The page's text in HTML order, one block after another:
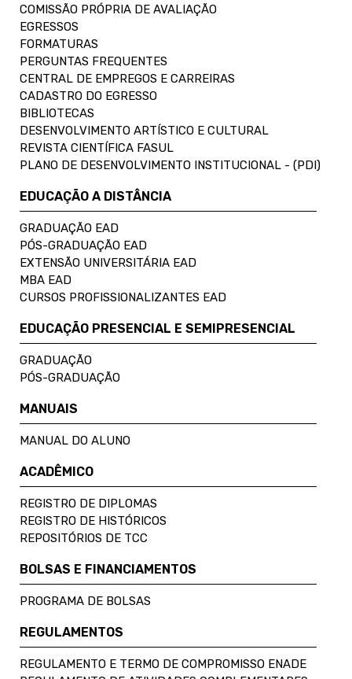
COMISSÃO PRÓPRIA DE AVALIAÇÃO
EGRESSOS
FORMATURAS
PERGUNTAS FREQUENTES
CENTRAL DE EMPREGOS E CARREIRAS
CADASTRO DO EGRESSO
BIBLIOTECAS
DESENVOLVIMENTO ARTÍSTICO E CULTURAL
REVISTA CIENTÍFICA FASUL
PLANO DE DESENVOLVIMENTO INSTITUCIONAL - (PDI)
EDUCAÇÃO A DISTÂNCIA
GRADUAÇÃO EAD
PÓS-GRADUAÇÃO EAD
EXTENSÃO UNIVERSITÁRIA EAD
MBA EAD
CURSOS PROFISSIONALIZANTES EAD
EDUCAÇÃO PRESENCIAL E SEMIPRESENCIAL
GRADUAÇÃO
PÓS-GRADUAÇÃO
MANUAIS
MANUAL DO ALUNO
ACADÊMICO
REGISTRO DE DIPLOMAS
REGISTRO DE HISTÓRICOS
REPOSITÓRIOS DE TCC
BOLSAS E FINANCIAMENTOS
PROGRAMA DE BOLSAS
REGULAMENTOS
REGULAMENTO E TERMO DE COMPROMISSO ENADE